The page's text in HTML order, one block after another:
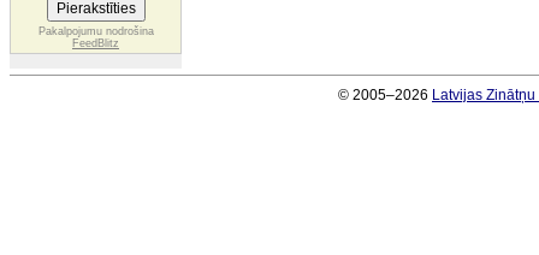
Pakalpojumu nodrošina
FeedBlitz
© 2005–2026 Latvijas